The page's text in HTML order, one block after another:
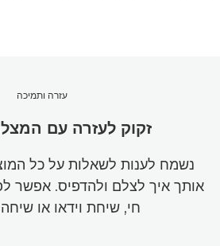
עזרה ותמיכה
זקוק לעזרה עם
נשמח לענות לשאלות על כל
אותך איך לצלם ולהדפיס. אפשר
חי, שיחת וידאו או